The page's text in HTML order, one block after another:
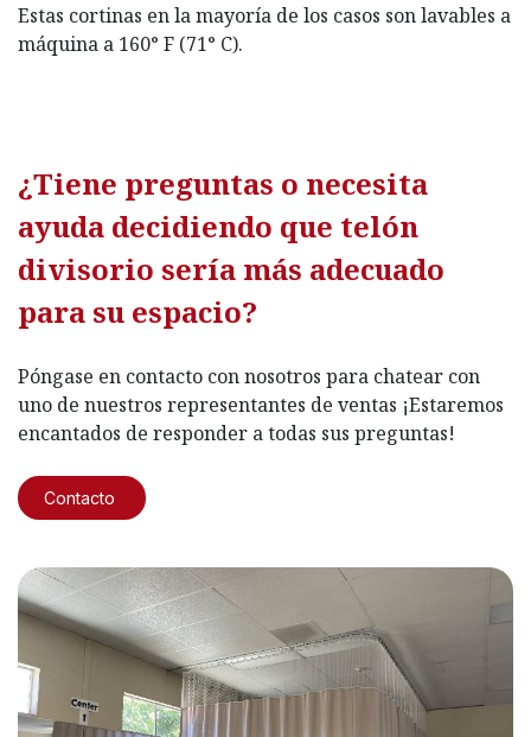
Estas cortinas en la mayoría de los casos son lavables a
máquina a 160° F (71° C).
¿Tiene preguntas o necesita
ayuda decidiendo que telón
divisorio sería más adecuado
para su espacio?
Póngase en contacto con nosotros para chatear con
uno de nuestros representantes de ventas ¡Estaremos
encantados de responder a todas sus preguntas!
Contacto